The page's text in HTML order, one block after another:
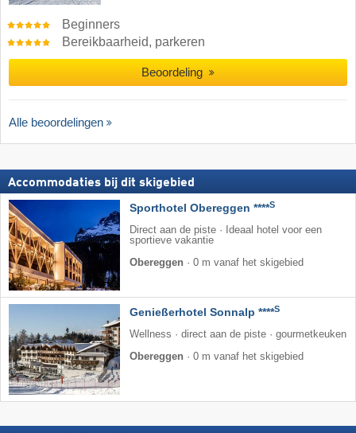
Beginners
Bereikbaarheid, parkeren
Beoordeling
Alle beoordelingen
Accommodaties bij dit skigebied
Sporthotel Obereggen ****S
Direct aan de piste · Ideaal hotel voor een
sportieve vakantie
Obereggen · 0 m vanaf het skigebied
Genießerhotel Sonnalp ****S
Wellness · direct aan de piste · gourmetkeuken
Obereggen · 0 m vanaf het skigebied